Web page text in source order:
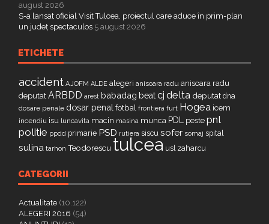
august 2026
S-a lansat oficial Visit Tulcea, proiectul care aduce în prim-plan
un județ spectaculos 5 august 2026
ETICHETE
accident AJOFM ALDE alegeri anisoara radu anisoara radu
deputat ARBDD arest babadag beatcj delta deputat dna
dosare penale dosar penal fotbal frontiera furt Hogea icem
incendiu isu luncavita macin masina munca PDL peste pnl
politie ppdd primarie PSD rutiera siscu sofer somaj spital
sulina tarhon Teodorescu tulcea usl zaharcu
CATEGORII
Actualitate (10.122)
ALEGERI 2016 (54)